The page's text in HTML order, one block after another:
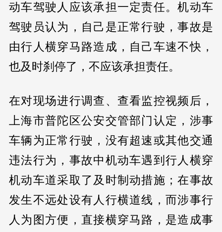
动车驾驶人应该承担一定责任。机动车
驾驶员认为，自己是正常行驶，事故是
由行人横穿马路造成，自己车速不快，
也及时刹停了，不应该承担责任。
在对现场进行调查、查看监控视频后，
上海市普陀区公安交管部门认定，涉事
车辆为正常行驶，没有超速或其他交通
违法行为，事故中机动车遇到行人横穿
机动车道采取了及时制动措施；在事故
发生不远处设有人行横道线，而涉事行
人为图方便，直接横穿马路，是造成事